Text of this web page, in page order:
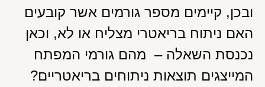
ובכן, קיימים מספר גורמים אשר קובעים
האם ניתוח בריאטרי מצליח או לא, וכאן
נכנסת השאלה – מהם גורמי המפתח
המייצגים תוצאות ניתוחים בריאטריים?